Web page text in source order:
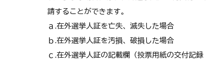
請することができます。
ａ.在外選挙人証を亡失、滅失した場合
ｂ.在外選挙人証を汚損、破損した場合
ｃ.在外選挙人証の記載欄（投票用紙の交付記録